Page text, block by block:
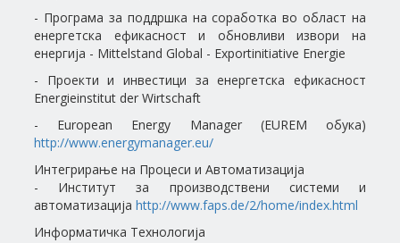
- Програма за поддршка на соработка во област на
енергетска ефикасност и обновливи извори на
енергија - Mittelstand Global - Exportinitiative Energie
- Проекти и инвестици за енергетска ефикасност
Energieinstitut der Wirtschaft
- European Energy Manager (EUREM обука)
http://www.energymanager.eu/
Интегрирање на Процеси и Автоматизација
- Институт за производствени системи и
автоматизација http://www.faps.de/2/home/index.html
Информатичка Технологија